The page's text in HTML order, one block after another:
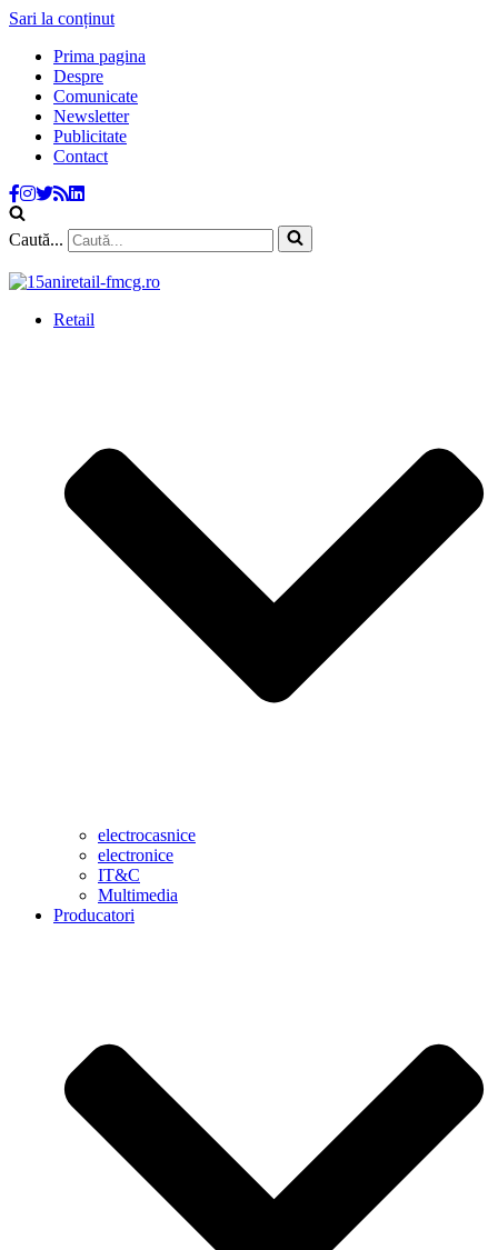
Sari la conținut
Prima pagina
Despre
Comunicate
Newsletter
Publicitate
Contact
Caută...
Retail
electrocasnice
electronice
IT&C
Multimedia
Producatori